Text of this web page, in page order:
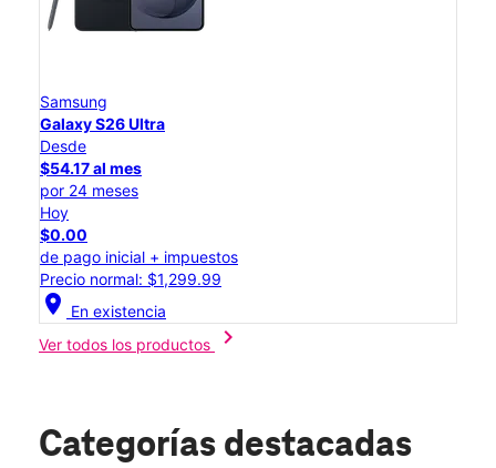
Samsung
Galaxy S26 Ultra
Desde
$54.17 al mes
por 24 meses
Hoy
$0.00
de pago inicial + impuestos
Precio normal: $1,299.99
location_on En existencia
Ver todos los productos
chevron_right
Categorías destacadas